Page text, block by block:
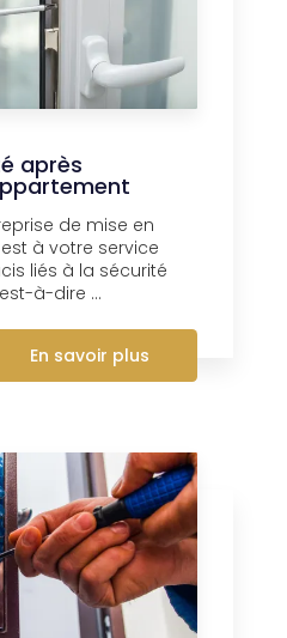
après
de mise en
à votre service
liés à la sécurité
à-dire ...
En savoir plus